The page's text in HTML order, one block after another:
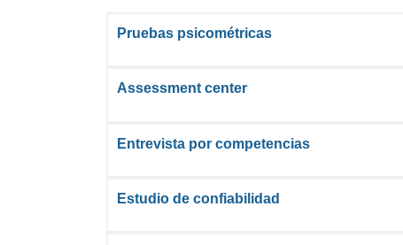
Pruebas psicométricas
Assessment center
Entrevista por competencias
Estudio de confiabilidad